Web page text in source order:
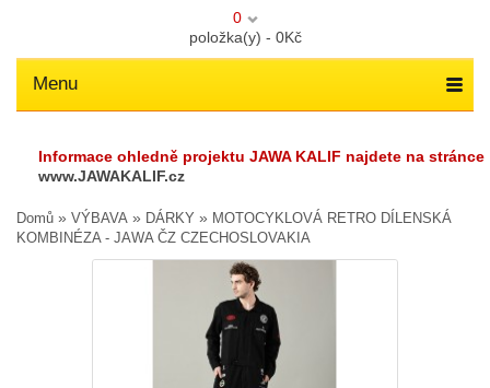
0
položka(y) - 0Kč
Menu
Informace ohledně projektu JAWA KALIF najdete na stránce
www.JAWAKALIF.cz
Domů » VÝBAVA » DÁRKY » MOTOCYKLOVÁ RETRO DÍLENSKÁ
KOMBINÉZA - JAWA ČZ CZECHOSLOVAKIA